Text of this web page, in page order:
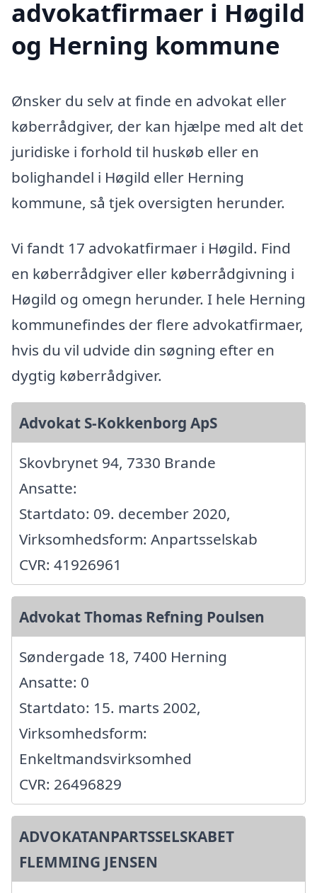
advokatfirmaer i Høgild
og Herning kommune
Ønsker du selv at finde en advokat eller
køberrådgiver, der kan hjælpe med alt det
juridiske i forhold til huskøb eller en
bolighandel i Høgild eller Herning
kommune, så tjek oversigten herunder.
Vi fandt 17 advokatfirmaer i Høgild. Find
en køberrådgiver eller køberrådgivning i
Høgild og omegn herunder. I hele Herning
kommunefindes der flere advokatfirmaer,
hvis du vil udvide din søgning efter en
dygtig køberrådgiver.
Advokat S-Kokkenborg ApS
Skovbrynet 94, 7330 Brande
Ansatte:
Startdato: 09. december 2020,
Virksomhedsform: Anpartsselskab
CVR: 41926961
Advokat Thomas Refning Poulsen
Søndergade 18, 7400 Herning
Ansatte: 0
Startdato: 15. marts 2002,
Virksomhedsform:
Enkeltmandsvirksomhed
CVR: 26496829
ADVOKATANPARTSSELSKABET
FLEMMING JENSEN